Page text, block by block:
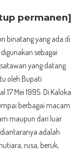
permanen]
binatang yang ada di
sebagai
yang datang.
oleh Bupati
Mei 1995. Di Kaloka
berbagai macam
maupun dari luar
adalah
rusa, beruk,